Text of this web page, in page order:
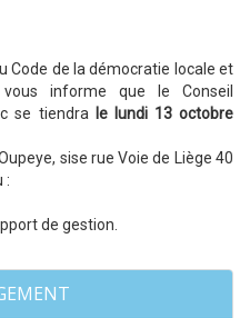
Code de la démocratie locale et
vous informe que le Conseil
se tiendra le lundi 13 octobre
sise rue Voie de Liège 40
:
de gestion.